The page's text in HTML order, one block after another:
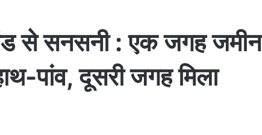
से सनसनी : एक जगह जमीन
पांव, दूसरी जगह मिला